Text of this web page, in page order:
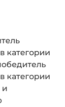
категории
категории
и